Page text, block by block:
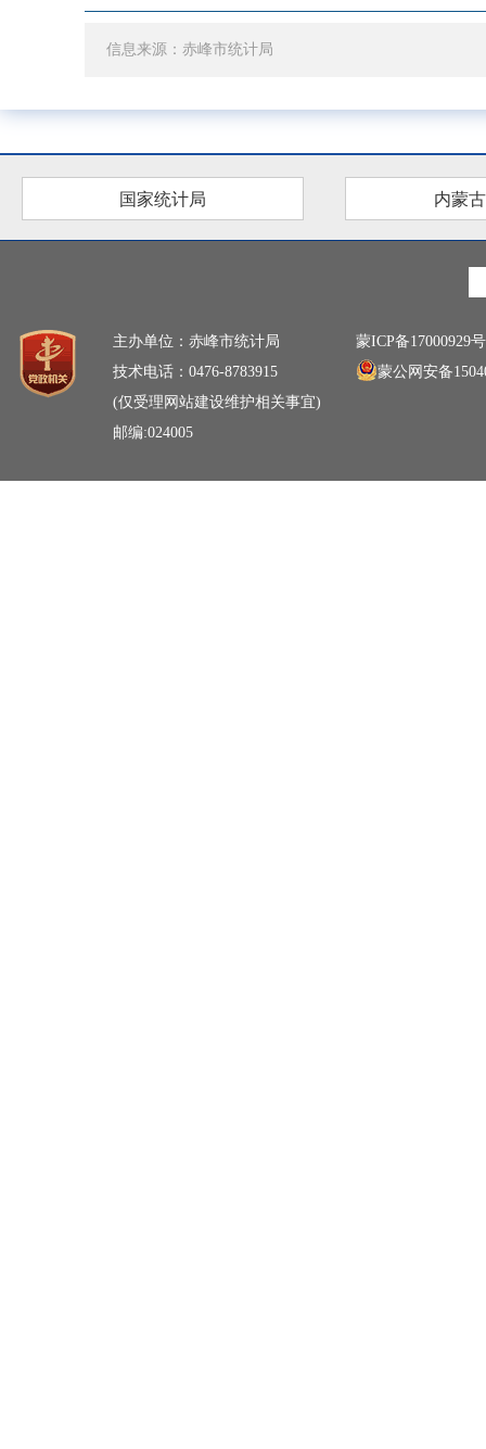
信息来源：赤峰市统计局
国家统计局 内蒙
主办单位：赤峰市统计局
技术电话：0476-8783915
(仅受理网站建设维护相关事宜)
邮编:024005
蒙ICP备17000929
蒙公网安备